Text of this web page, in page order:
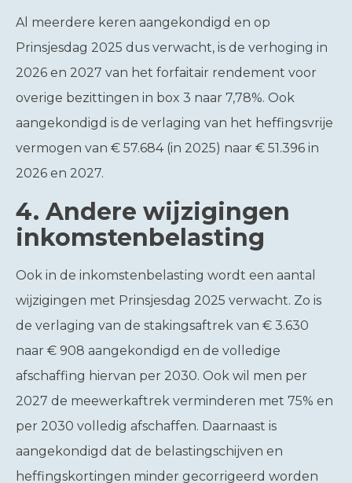
Al meerdere keren aangekondigd en op
Prinsjesdag 2025 dus verwacht, is de verhoging in
2026 en 2027 van het forfaitair rendement voor
overige bezittingen in box 3 naar 7,78%. Ook
aangekondigd is de verlaging van het heffingsvrije
vermogen van € 57.684 (in 2025) naar € 51.396 in
2026 en 2027.
4. Andere wijzigingen
inkomstenbelasting
Ook in de inkomstenbelasting wordt een aantal
wijzigingen met Prinsjesdag 2025 verwacht. Zo is
de verlaging van de stakingsaftrek van € 3.630
naar € 908 aangekondigd en de volledige
afschaffing hiervan per 2030. Ook wil men per
2027 de meewerkaftrek verminderen met 75% en
per 2030 volledig afschaffen. Daarnaast is
aangekondigd dat de belastingschijven en
heffingskortingen minder gecorrigeerd worden